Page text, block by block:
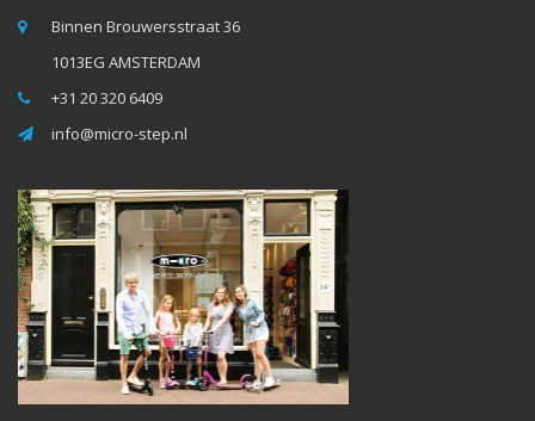
Binnen Brouwersstraat 36
1013EG AMSTERDAM
+31 20 320 6409
info@micro-step.nl